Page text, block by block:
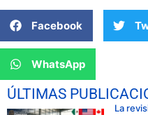
Facebook
WhatsApp
ÚLTIMAS
La